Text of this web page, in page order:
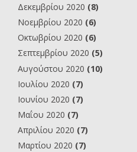
Δεκεμβρίου 2020 (8)
Νοεμβρίου 2020 (6)
Οκτωβρίου 2020 (6)
Σεπτεμβρίου 2020 (5)
Αυγούστου 2020 (10)
Ιουλίου 2020 (7)
Ιουνίου 2020 (7)
Μαΐου 2020 (7)
Απριλίου 2020 (7)
Μαρτίου 2020 (7)